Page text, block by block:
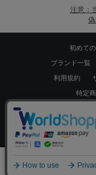
注意：
初めて
ブランド一覧
利用規約
特定